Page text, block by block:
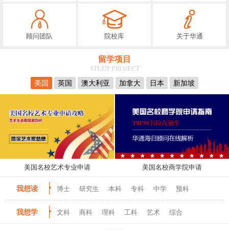
顾问团队 院校库 关于华通
留学项目
STUDY PROJECT
美国
英国 澳大利亚 加拿大 日本 新加坡
美国名校艺术专业申请 美国名校商学院申请
我想读 博士 研究生 本科 专科 中学 预科
我想学 文科 商科 理科 工科 艺术 综合